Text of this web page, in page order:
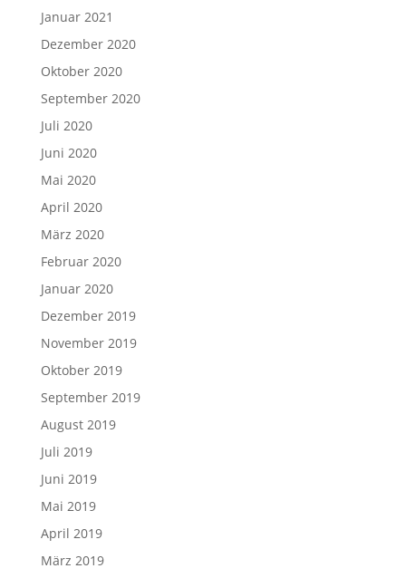
Januar 2021
Dezember 2020
Oktober 2020
September 2020
Juli 2020
Juni 2020
Mai 2020
April 2020
März 2020
Februar 2020
Januar 2020
Dezember 2019
November 2019
Oktober 2019
September 2019
August 2019
Juli 2019
Juni 2019
Mai 2019
April 2019
März 2019